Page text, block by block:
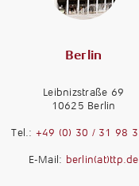
Berlin
Leibnizstraße 69
10625 Berlin
Tel.: +49 (0) 30 / 31 98
E-Mail: berlin(at)ttp.de